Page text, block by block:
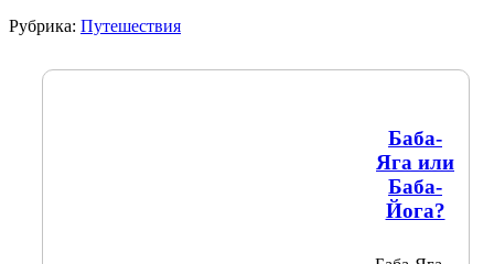
Рубрика: Путешествия
Баба-
Яга или
Баба-
Йога?